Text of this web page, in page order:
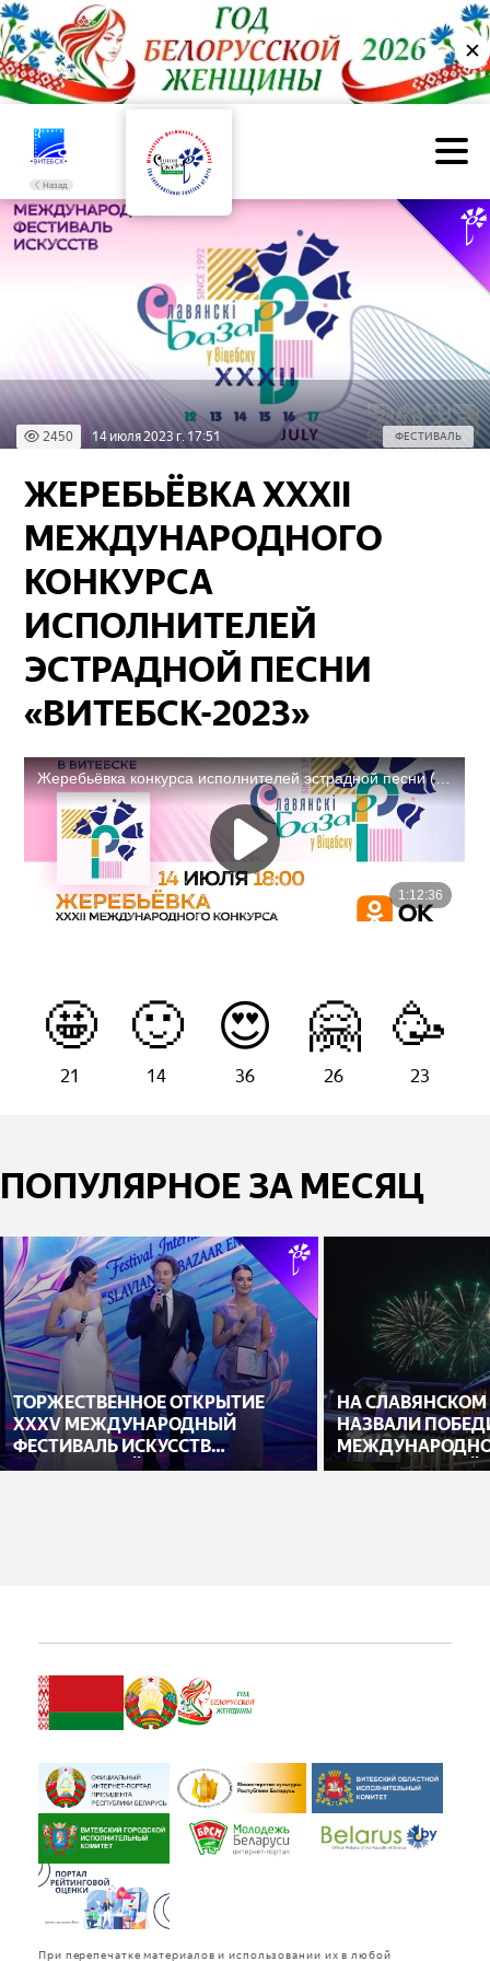
✕
Назад
2450 14 июля 2023 г. 17:51 ФЕСТИВАЛЬ
ЖЕРЕБЬЁВКА XXXII
МЕЖДУНАРОДНОГО
КОНКУРСА
ИСПОЛНИТЕЛЕЙ
ЭСТРАДНОЙ ПЕСНИ
«ВИТЕБСК-2023»
🤩
21
🙂
14
😍
36
🤗
26
🥳
23
ПОПУЛЯРНОЕ ЗА МЕСЯЦ
ТОРЖЕСТВЕННОЕ ОТКРЫТИЕ
XXXV МЕЖДУНАРОДНЫЙ
ФЕСТИВАЛЬ ИСКУССТВ
«СЛАВЯНСКИЙ БАЗАР В
НА СЛАВЯНСКОМ
НАЗВАЛИ
ИСПОЛНИТЕЛЕЙ
При перепечатке материалов и использовании их в любой